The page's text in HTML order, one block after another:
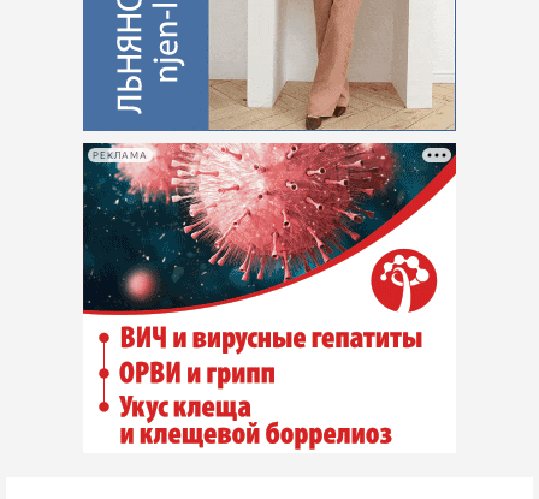
РЕКЛАМА